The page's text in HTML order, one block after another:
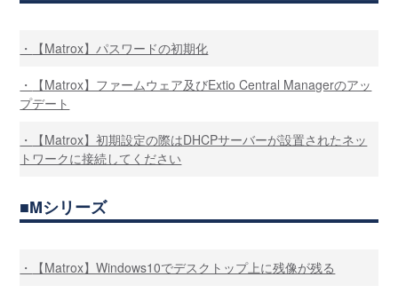
【Matrox】パスワードの初期化
【Matrox】ファームウェア及びExtio Central Managerのアッ
プデート
【Matrox】初期設定の際はDHCPサーバーが設置されたネッ
トワークに接続してください
Mシリーズ
【Matrox】Windows10でデスクトップ上に残像が残る